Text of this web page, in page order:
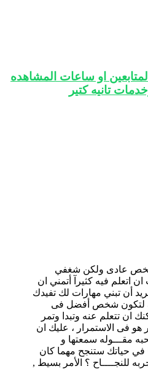
المتابعين او ساعات المشاهده
تانيه كتير